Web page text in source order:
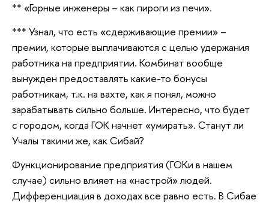
** «Горные инженеры – как пироги из печи».
*** Узнал, что есть «сдерживающие премии» –
премии, которые выплачиваются с целью удержания
работника на предприятии. Комбинат вообще
вынужден предоставлять какие-то бонусы
работникам, т.к. на вахте, как я понял, можно
зарабатывать сильно больше. Интересно, что будет
с городом, когда ГОК начнет «умирать». Станут ли
Учалы такими же, как Сибай?
Функционирование предприятия (ГОКи в нашем
случае) сильно влияет на «настрой» людей.
Дифференциация в доходах все равно есть. В Сибае